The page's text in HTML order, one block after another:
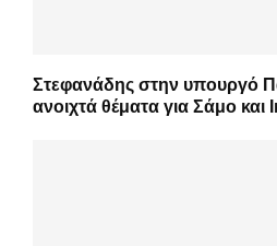
Στεφανάδης στην υπουργό
ανοιχτά θέματα για Σάμο και